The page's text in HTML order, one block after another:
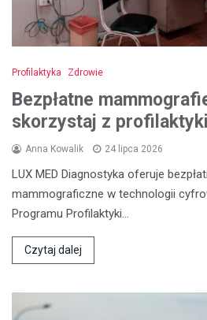
Profilaktyka Zdrowie
Bezpłatne
skorzystaj z
Anna Kowalik 24 lipca 2026
LUX MED Diagnostyka oferuje
mammograficzne w technologii
Programu Profilaktyki…
Czytaj dalej